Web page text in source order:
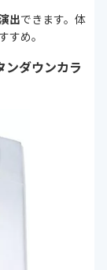
出できます。体
すめ。
ンダウンカラ